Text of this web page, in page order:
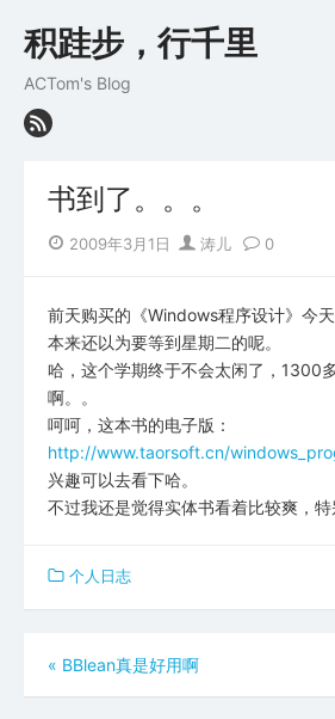
to
积跬步，行千里
ACTom's Blog
书到了。。。
Posted
2009年3月1日 Author
涛儿 0
前天购买的《Windows程序设计》今天
本来还以为要等到星期二的呢。
哈，这个学期终于不会太闲了，1300
啊。。
呵呵，这本书的电子版：
http://www.taorsoft.cn/
兴趣可以去看下哈。
不过我还是觉得实体书看着比较爽，特
个人日志
文
章
« BBlean真是好用啊